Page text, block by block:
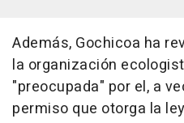
Además, Gochicoa ha
la organización
"preocupada" por el, a
permiso que otorga la